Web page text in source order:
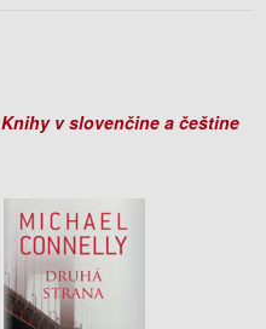
Knihy v slovenčine a češtine